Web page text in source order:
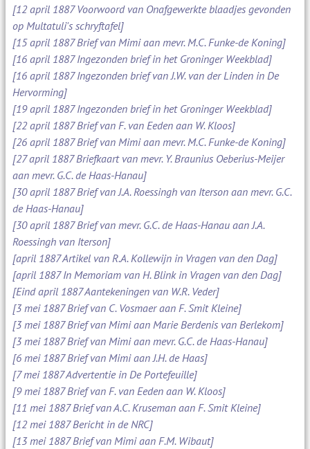
[12 april 1887 Voorwoord van Onafgewerkte blaadjes gevonden
op Multatuli's schryftafel]
[15 april 1887 Brief van Mimi aan mevr. M.C. Funke-de Koning]
[16 april 1887 Ingezonden brief in het Groninger Weekblad]
[16 april 1887 Ingezonden brief van J.W. van der Linden in De
Hervorming]
[19 april 1887 Ingezonden brief in het Groninger Weekblad]
[22 april 1887 Brief van F. van Eeden aan W. Kloos]
[26 april 1887 Brief van Mimi aan mevr. M.C. Funke-de Koning]
[27 april 1887 Briefkaart van mevr. Y. Braunius Oeberius-Meijer
aan mevr. G.C. de Haas-Hanau]
[30 april 1887 Brief van J.A. Roessingh van Iterson aan mevr. G.C.
de Haas-Hanau]
[30 april 1887 Brief van mevr. G.C. de Haas-Hanau aan J.A.
Roessingh van Iterson]
[april 1887 Artikel van R.A. Kollewijn in Vragen van den Dag]
[april 1887 In Memoriam van H. Blink in Vragen van den Dag]
[Eind april 1887 Aantekeningen van W.R. Veder]
[3 mei 1887 Brief van C. Vosmaer aan F. Smit Kleine]
[3 mei 1887 Brief van Mimi aan Marie Berdenis van Berlekom]
[3 mei 1887 Brief van Mimi aan mevr. G.C. de Haas-Hanau]
[6 mei 1887 Brief van Mimi aan J.H. de Haas]
[7 mei 1887 Advertentie in De Portefeuille]
[9 mei 1887 Brief van F. van Eeden aan W. Kloos]
[11 mei 1887 Brief van A.C. Kruseman aan F. Smit Kleine]
[12 mei 1887 Bericht in de NRC]
[13 mei 1887 Brief van Mimi aan F.M. Wibaut]